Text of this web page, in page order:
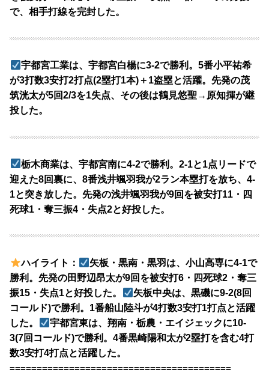
で、相手打線を完封した。
宇都宮工業は、宇都宮白楊に3-2で勝利。5番小平祐希
が3打数3安打2打点(2塁打1本)＋1盗塁と活躍。先発の茂
筑洸太が5回2/3を1失点、その後は鶴見悠聖→原知揮が継
投した。
栃木商業は、宇都宮南に4-2で勝利。2-1と1点リードで
迎えた8回裏に、8番浅井颯羽我が2ラン本塁打を放ち、4-
1と突き放した。先発の浅井颯羽我が9回を被安打11・四
死球1・奪三振4・失点2と好投した。
ハイライト：
矢板・黒南・黒羽は、小山高専に4-1で
勝利。先発の田野辺昂太が9回を被安打6・四死球2・奪三
振15・失点1と好投した。
矢板中央は、黒磯に9-2(8回
コールド)で勝利。1番船山陸斗が4打数3安打1打点と活躍
した。
宇都宮東は、翔南・栃農・エイジェックに10-
3(7回コールド)で勝利。4番黒崎陽和太が2塁打を含む4打
数3安打4打点と活躍した。